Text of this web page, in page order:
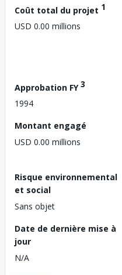
Coût total du projet 1
USD 0.00 millions
Approbation FY3
1994
Montant engagé
USD 0.00 millions
Risque environnemental
et social
Sans objet
Date de dernière mise à
jour
N/A